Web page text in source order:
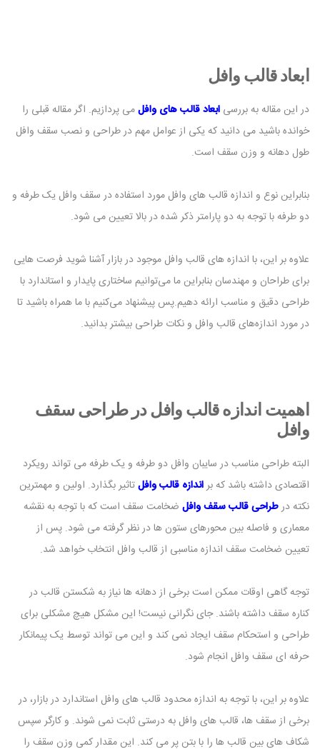
ابعاد قالب وافل
در این مقاله به بررسی ابعاد قالب های وافلمی پردازیم. اگر مقاله قبلی را
خوانده باشید می دانید که یکی از عوامل مهم در طراحی و نصب سقف وافل
طول دهانه و وزن سقف است.
بنابراین نوع و اندازه قالب های وافل مورد استفاده در سقف وافل یک طرفه و
دو طرفه با توجه به دو پارامتر ذکر شده در بالا تعیین می شود.
علاوه بر این، با اندازه های قالب وافل موجود در بازار آشنا شوید فرصت هایی
برای طراحان و مهندسان بنابراین ما می‌توانیم ساختاری پایدار و استاندارد با
طراحی دقیق و مناسب ارائه دهیم.پس پیشنهاد می‌کنیم با ما همراه باشید تا
در مورد اندازه‌های قالب وافل و نکات طراحی بیشتر بدانید.
اهمیت اندازه قالب وافل در طراحی سقف
وافل
البته طراحی مناسب در سایبان وافل دو طرفه و یک طرفه می تواند رویکرد
اقتصادی داشته باشد که براندازه قالب وافلتاثیر بگذارد. اولین و مهمترین
نکته درطراحی قالب سقف وافل ضخامت سقف است که با توجه به نقشه
معماری و فاصله بین محورهای ستون ها در نظر گرفته می شود. پس از
تعیین ضخامت سقف اندازه مناسبی از قالب وافل انتخاب خواهد شد.
توجه گاهی اوقات ممکن است برخی از دهانه ها نیاز به شکستن قالب در
کناره سقف داشته باشند. جای نگرانی نیست! این مشکل هیچ مشکلی برای
طراحی و استحکام سقف ایجاد نمی کند و این می تواند توسط یک پیمانکار
حرفه ای سقف وافل انجام شود.
علاوه بر این، با توجه به اندازه محدود قالب های وافل استاندارد در بازار، در
برخی از سقف ها، قالب های وافل به درستی ثابت نمی شوند. و کارگر سپس
شکاف های بین قالب ها را با بتن پر می کند. این مقدار کمی وزن سقف را